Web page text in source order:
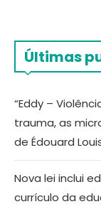
Últimas
“Eddy –
trauma, as
de Édouard
Nova lei inclui
currículo da